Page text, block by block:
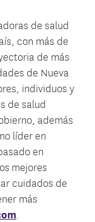
de salud
con más de
de más
de Nueva
individuos y
de salud
además
líder en
en
mejores
cuidados de
más